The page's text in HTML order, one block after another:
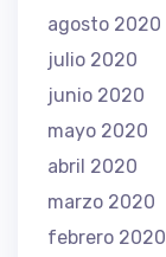
agosto 2020
julio 2020
junio 2020
mayo 2020
abril 2020
marzo 2020
febrero 2020